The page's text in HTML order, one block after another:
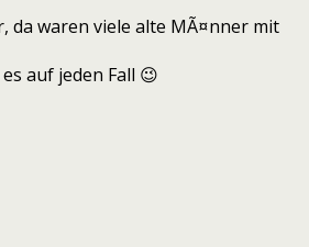
da waren viele alte MÃ¤nner mit
auf jeden Fall 😉